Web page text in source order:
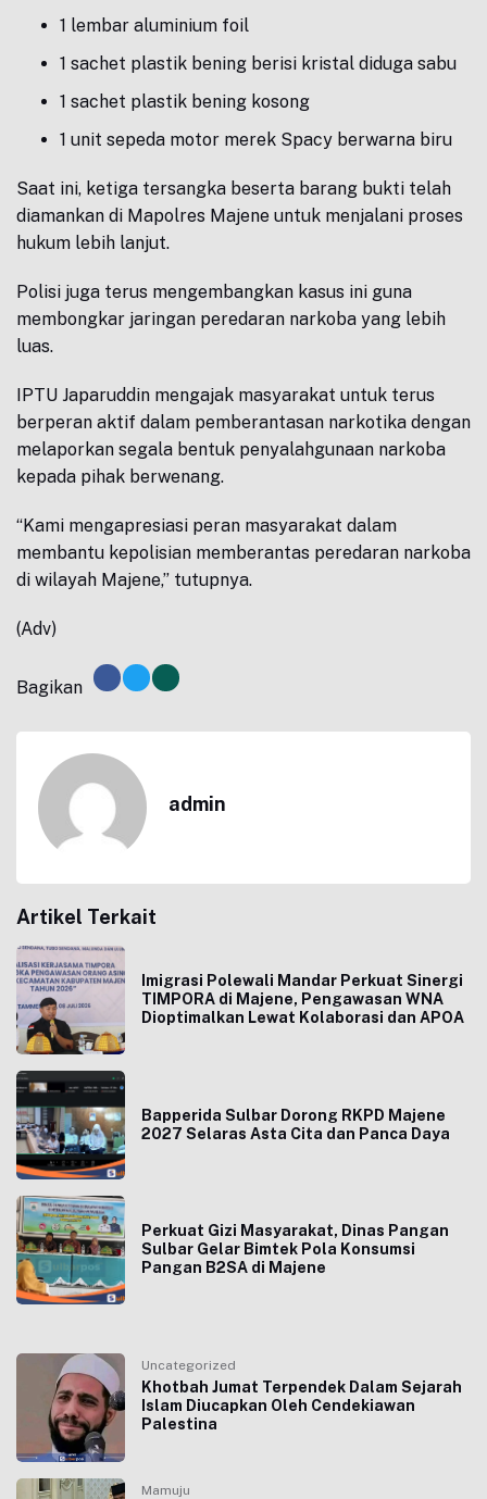
1 lembar aluminium foil
1 sachet plastik bening berisi kristal diduga sabu
1 sachet plastik bening kosong
1 unit sepeda motor merek Spacy berwarna biru
Saat ini, ketiga tersangka beserta barang bukti telah
diamankan di Mapolres Majene untuk menjalani proses
hukum lebih lanjut.
Polisi juga terus mengembangkan kasus ini guna
membongkar jaringan peredaran narkoba yang lebih
luas.
IPTU Japaruddin mengajak masyarakat untuk terus
berperan aktif dalam pemberantasan narkotika dengan
melaporkan segala bentuk penyalahgunaan narkoba
kepada pihak berwenang.
“Kami mengapresiasi peran masyarakat dalam
membantu kepolisian memberantas peredaran narkoba
di wilayah Majene,” tutupnya.
(Adv)
Bagikan
admin
Artikel Terkait
Imigrasi Polewali Mandar Perkuat Sinergi
TIMPORA di Majene, Pengawasan WNA
Dioptimalkan Lewat Kolaborasi dan APOA
Bapperida Sulbar Dorong RKPD Majene
2027 Selaras Asta Cita dan Panca Daya
Perkuat Gizi Masyarakat, Dinas Pangan
Sulbar Gelar Bimtek Pola Konsumsi
Pangan B2SA di Majene
Uncategorized
Khotbah Jumat Terpendek Dalam Sejarah
Islam Diucapkan Oleh Cendekiawan
Palestina
Mamuju